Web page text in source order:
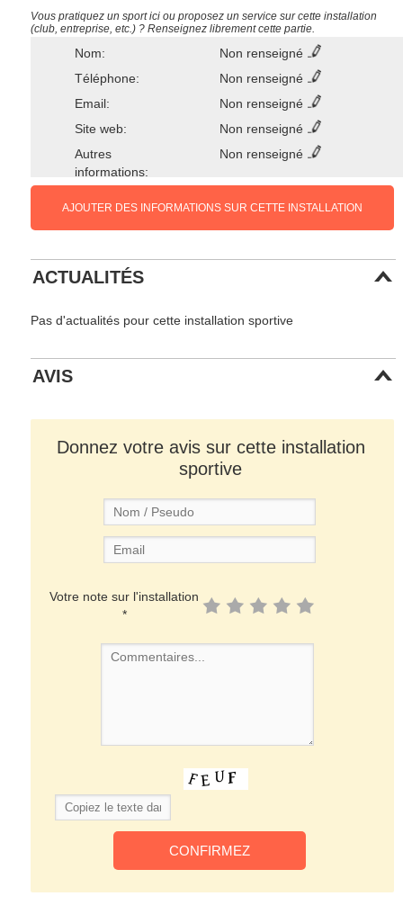
Vous pratiquez un sport ici ou proposez un service sur cette installation
(club, entreprise, etc.) ? Renseignez librement cette partie.
Nom:
Non renseigné
Téléphone:
Non renseigné
Email:
Non renseigné
Site web:
Non renseigné
Autres
informations:
Non renseigné
AJOUTER DES INFORMATIONS SUR CETTE INSTALLATION
ACTUALITÉS
Pas d'actualités pour cette installation sportive
AVIS
Donnez votre avis sur cette installation
sportive
Votre note sur l'installation
*